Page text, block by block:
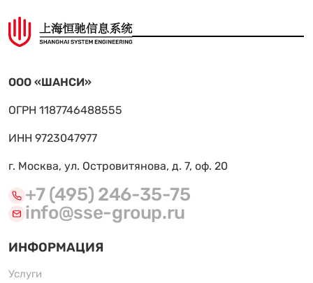
ООО «ШАНСИ»
ОГРН 1187746488555
ИНН 9723047977
г. Москва, ул. Островитянова, д. 7, оф. 20
+7 (495) 246-35-75
info@sse-group.ru
ИНФОРМАЦИЯ
Услуги